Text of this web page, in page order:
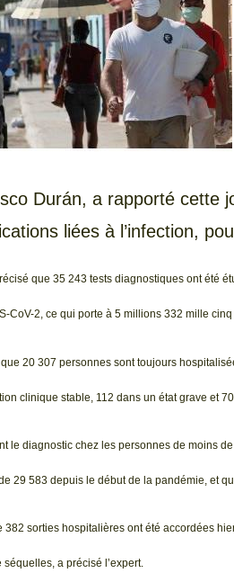
Durán, a rapporté cette
liées à l’infection,
que 35 243 tests diagnostiques ont été
CoV-2, ce qui porte à 5 millions 332 mille
20 307 personnes sont toujours
clinique stable, 112 dans un état grave et
le diagnostic chez les personnes de moins
29 583 depuis le début de la pandémie, et
382 sorties hospitalières ont été accordées
séquelles, a précisé l’expert.